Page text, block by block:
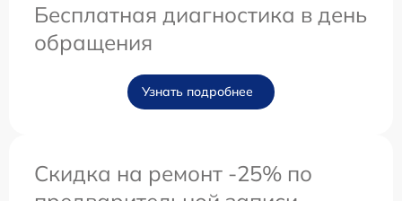
Бесплатная диагностика в день
обращения
Узнать подробнее
Скидка на ремонт -25% по